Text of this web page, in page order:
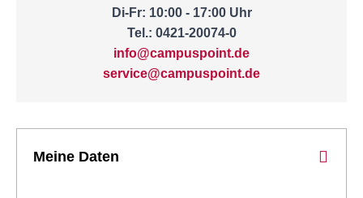
Di-Fr: 10:00 - 17:00 Uhr
Tel.: 0421-20074-0
info@campuspoint.de
service@campuspoint.de
Meine Daten